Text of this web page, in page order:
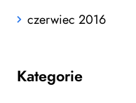
czerwiec 2016
Kategorie